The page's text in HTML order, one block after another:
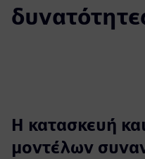
Η κατασκευή
μοντέλων